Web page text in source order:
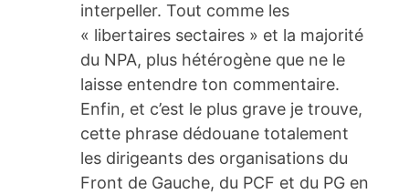
interpeller. Tout comme les
« libertaires sectaires » et la majorité
du NPA, plus hétérogène que ne le
laisse entendre ton commentaire.
Enfin, et c’est le plus grave je trouve,
cette phrase dédouane totalement
les dirigeants des organisations du
Front de Gauche, du PCF et du PG en